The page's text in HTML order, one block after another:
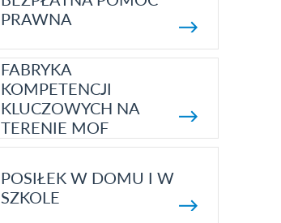
PRAWNA
FABRYKA
KOMPETENCJI
KLUCZOWYCH NA
TERENIE MOF
POSIŁEK W DOMU I W
SZKOLE